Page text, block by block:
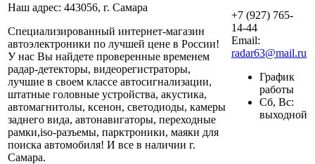
Наш адрес: 443056, г. Самара
Специализированный интернет-магазин
автоэлектроники по лучшей цене в России!
У нас Вы найдете проверенные временем
радар-детекторы, видеорегистраторы,
лучшие в своем классе автосигнализации,
штатные головные устройства, акустика,
автомагнитолы, ксенон, светодиоды, камеры
заднего вида, автонавигаторы, переходные
рамки,iso-разъемы, парктроники, маяки для
поиска автомобиля! И все в наличии г.
Самара.
+7 (927) 765-
14-44
Email:
radar63@mail.ru
График
работы
Сб, Вс:
выходной